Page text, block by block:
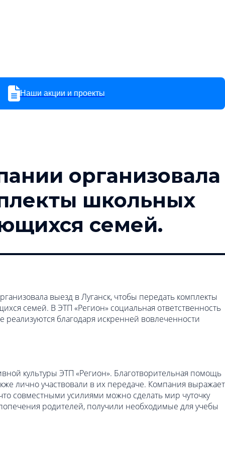
Наши акции и проекты
организовала
школьных
семей.
выезд в Луганск, чтобы передать комплекты
семей. В ЭТП «Регион» социальная ответственность
реализуются благодаря искренней вовлеченности
культуры ЭТП «Регион». Благотворительная помощь
лично участвовали в их передаче. Компания выражает
совместными усилиями можно сделать мир чуточку
родителей, получили необходимые для учебы